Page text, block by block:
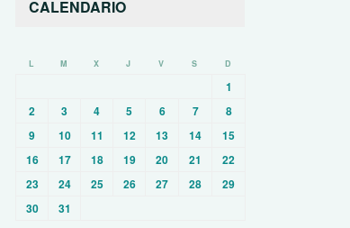
CALENDARIO
L M X J V S D
1
2
3 4 5 6 7
8
9
10 11 12 13 14
15
16
17 18 19 20 21
22
23
24 25 26 27 28
29
30
31